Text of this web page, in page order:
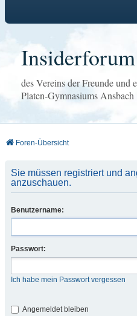
Insiderforum
des Vereins der Freunde und
Platen-Gymnasiums Ansbach
Foren-Übersicht
Sie müssen registriert und
anzuschauen.
Benutzername:
Passwort:
Ich habe mein Passwort vergessen
Angemeldet bleiben